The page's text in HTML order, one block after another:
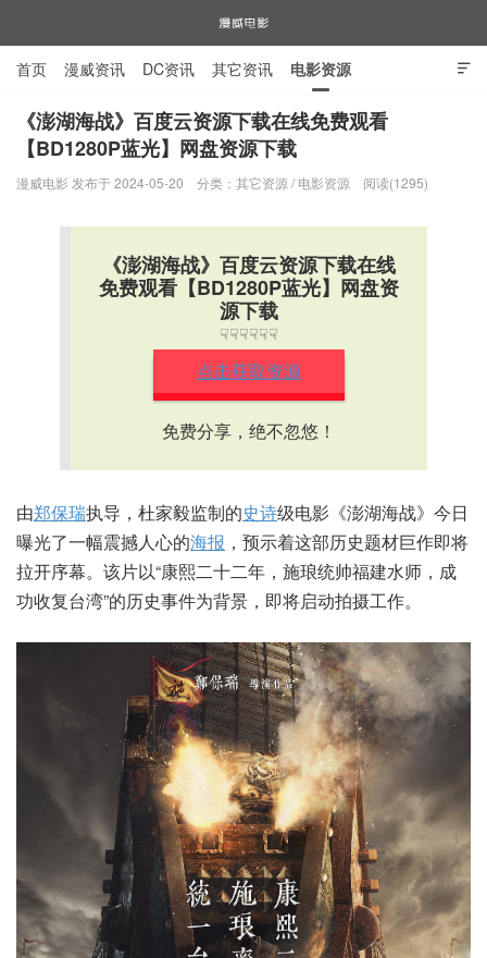
漫威电影

首页 漫威资讯 DC资讯 其它资讯 电影资源
电视剧资源 漫威图片
《澎湖海战》百度云资源下载在线免费观看
【BD1280P蓝光】网盘资源下载
漫威电影 发布于 2024-05-20 分类： 其它资源 / 电影资源 阅读(1295)
《澎湖海战》百度云资源下载在线
免费观看【BD1280P蓝光】网盘资
源下载
☟☟☟☟☟☟
点击获取资源
免费分享，绝不忽悠！
由郑保瑞执导，杜家毅监制的史诗级电影《澎湖海战》今日
曝光了一幅震撼人心的海报 ，预示着这部历史题材巨作即将
拉开序幕。该片以“康熙二十二年，施琅统帅福建水师，成
功收复台湾”的历史事件为背景，即将启动拍摄工作。